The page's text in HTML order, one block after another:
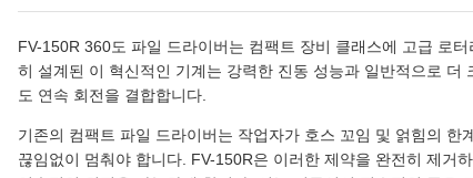
FV-150R 360도 파일 드라이버는 컴팩트 장비 클래스에 고급 로
히 설계된 이 혁신적인 기계는 강력한 진동 성능과 일반적으로
도 연속 회전을 결합합니다.
기존의 컴팩트 파일 드라이버는 작업자가 호스 꼬임 및 얽힘의
끊임없이 멈춰야 합니다. FV-150R은 이러한 제약을 완전히 제거